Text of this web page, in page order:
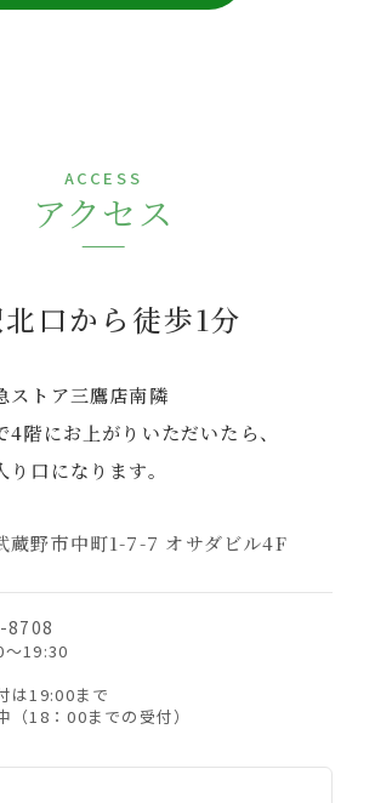
ACCESS
アクセス
口から徒歩1分
ストア三鷹店南隣
4階にお上がりいただいたら、
口になります。
蔵野市中町1-7-7 オサダビル4F
8708
〜19:30
は19:00まで
18：00までの受付）